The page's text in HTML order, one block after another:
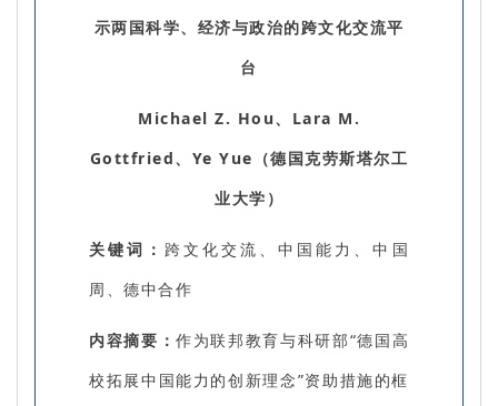
示两国科学、经济与政治的跨文化交流平
台
Michael Z. Hou、Lara M.
Gottfried、Ye Yue（德国克劳斯塔尔工
业大学）
关键词：跨文化交流、中国能力、中国
周、德中合作
内容摘要：作为联邦教育与科研部“德国高
校拓展中国能力的创新理念”资助措施的框